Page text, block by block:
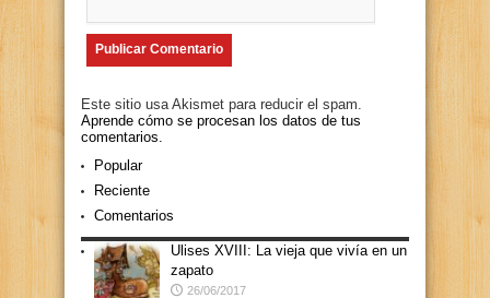
Este sitio usa Akismet para reducir el spam.
Aprende cómo se procesan los datos de tus
comentarios.
Popular
Reciente
Comentarios
Ulises XVIII: La vieja que vivía en un
zapato
26/06/2017